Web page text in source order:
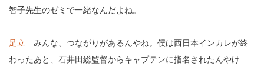
智子先生のゼミで一緒なんだよね。
足立 みんな、つながりがあるんやね。僕は西日本インカレが終
わったあと、石井田総監督からキャプテンに指名されたんやけ